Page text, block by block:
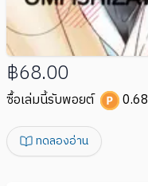
฿68.00
ซื้อเล่มนี้รับพอยต์ 0.68
ทดลองอ่าน